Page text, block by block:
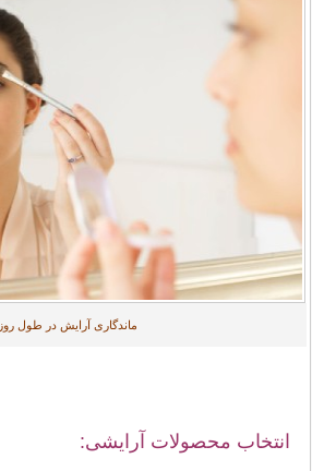
ماندگاری آرایش در طول روز
انتخاب محصولات آرایشی: